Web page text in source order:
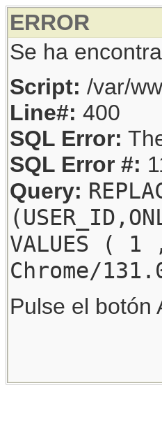
ERROR
Se ha
Script: /var/
Line#: 400
SQL Error:
SQL Error #:
Query:
VALUES (
Chrome/
Pulse el botón